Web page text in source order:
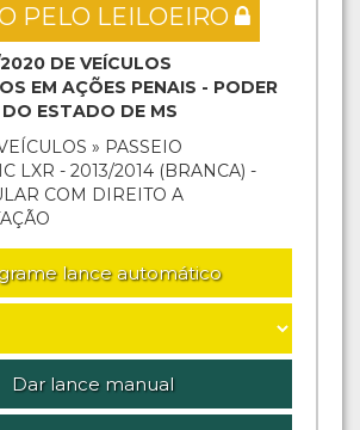
PELO LEILOEIRO
DE VEÍCULOS
EM AÇÕES PENAIS - PODER
ESTADO DE MS
» PASSEIO
LXR - 2013/2014 (BRANCA) -
COM DIREITO A
lance automático
Dar lance manual